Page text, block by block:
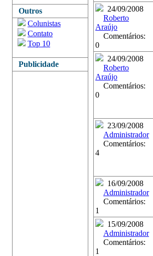
Outros
Colunistas
Contato
Top 10
Publicidade
24/09/2008
Roberto
Araújo
Comentários:
0
24/09/2008
Roberto
Araújo
Comentários:
0
23/09/2008
Administrador
Comentários:
4
16/09/2008
Administrador
Comentários:
1
15/09/2008
Administrador
Comentários:
1